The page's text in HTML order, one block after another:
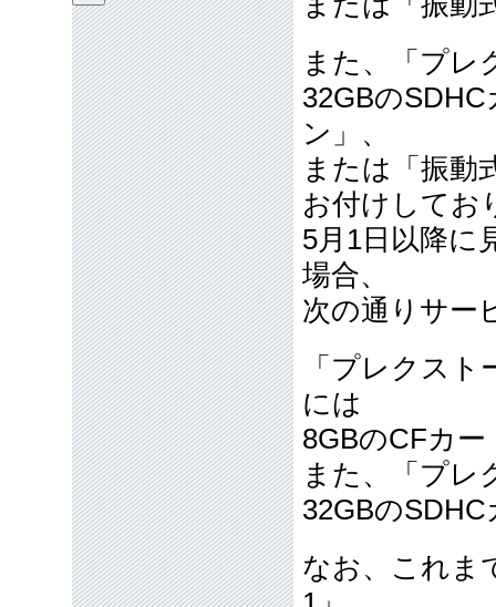
また、「プ
32GBの
ン」、
または「振動
お付けしてお
5月1日以降に
場合、
次の通りサー
「プレクス
には
8GBのCFカー
また、「プ
32GBの
なお、これ
索: